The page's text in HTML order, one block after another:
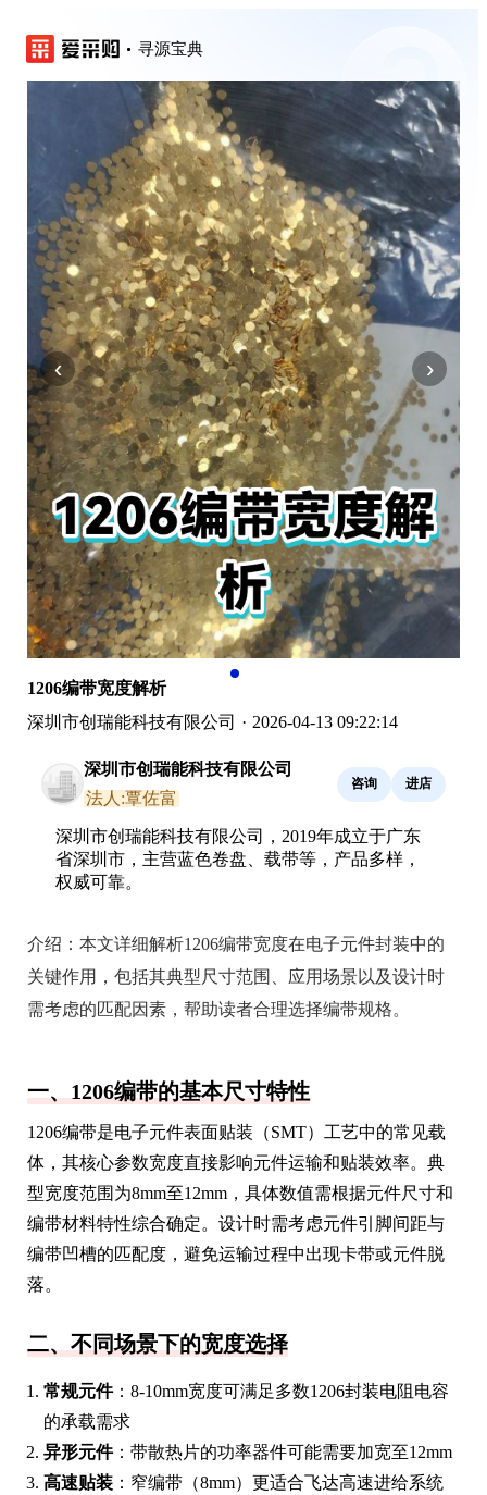
寻源宝典
‹ ›
1206编带宽度解析
深圳市创瑞能科技有限公司 · 2026-04-13 09:22:14
深圳市创瑞能科技有限公司
法人:覃佐富
咨询 进店
深圳市创瑞能科技有限公司，2019年成立于广东
省深圳市，主营蓝色卷盘、载带等，产品多样，
权威可靠。
介绍： 本文详细解析1206编带宽度在电子元件封装中的
关键作用，包括其典型尺寸范围、应用场景以及设计时
需考虑的匹配因素，帮助读者合理选择编带规格。
一、1206编带的基本尺寸特性
1206编带是电子元件表面贴装（SMT）工艺中的常见载
体，其核心参数宽度直接影响元件运输和贴装效率。典
型宽度范围为8mm至12mm，具体数值需根据元件尺寸和
编带材料特性综合确定。设计时需考虑元件引脚间距与
编带凹槽的匹配度，避免运输过程中出现卡带或元件脱
落。
二、不同场景下的宽度选择
常规元件：8-10mm宽度可满足多数1206封装电阻电容
的承载需求
异形元件：带散热片的功率器件可能需要加宽至12mm
高速贴装 ：窄编带（8mm）更适合飞达高速进给系统